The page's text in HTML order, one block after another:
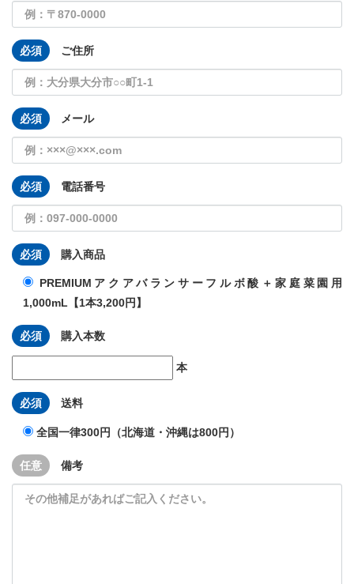
必須 ご住所
必須 メール
必須 電話番号
必須 購入商品
PREMIUMアクアバランサーフルボ酸＋家庭菜園用
1,000mL【1本3,200円】
必須 購入本数
本
必須 送料
全国一律300円（北海道・沖縄は800円）
任意 備考